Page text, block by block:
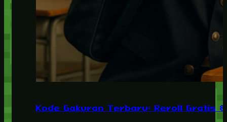
Kode Gakuran Terbaru: Reroll Gratis